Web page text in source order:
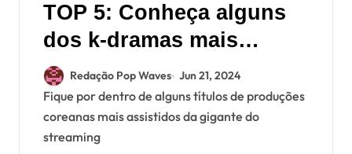
TOP 5: Conheça alguns
dos k-dramas mais
assistidos da Netflix
Redação Pop Waves Jun 21, 2024
Fique por dentro de alguns títulos de produções
coreanas mais assistidos da gigante do
streaming